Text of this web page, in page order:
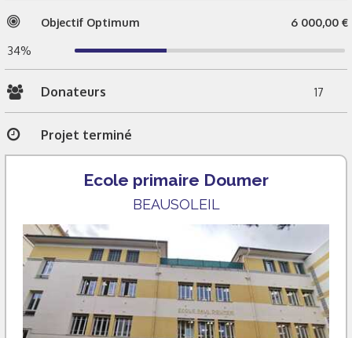
Objectif Optimum 6 000,00 €
34%
Donateurs 17
Projet terminé
Ecole primaire Doumer
BEAUSOLEIL